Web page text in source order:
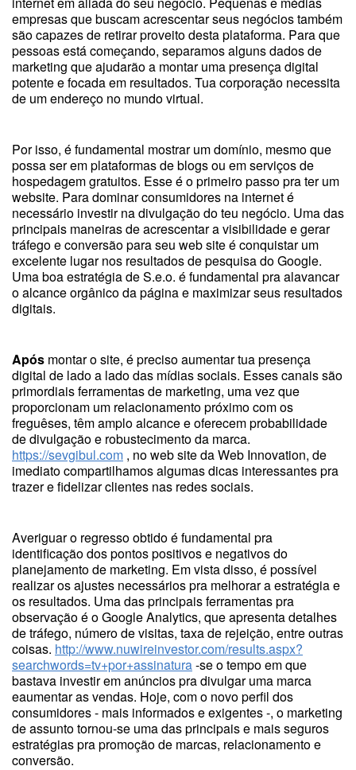
empresas que buscam acrescentar seus negócios também
são capazes de retirar proveito desta plataforma. Para que
pessoas está começando, separamos alguns dados de
marketing que ajudarão a montar uma presença digital
potente e focada em resultados. Tua corporação necessita
de um endereço no mundo virtual.
Por isso, é fundamental mostrar um domínio, mesmo que
possa ser em plataformas de blogs ou em serviços de
hospedagem gratuitos. Esse é o primeiro passo pra ter um
website. Para dominar consumidores na internet é
necessário investir na divulgação do teu negócio. Uma das
principais maneiras de acrescentar a visibilidade e gerar
tráfego e conversão para seu web site é conquistar um
excelente lugar nos resultados de pesquisa do Google.
Uma boa estratégia de S.e.o. é fundamental pra alavancar
o alcance orgânico da página e maximizar seus resultados
digitais.
Após montar o site, é preciso aumentar tua presença
digital de lado a lado das mídias sociais. Esses canais são
primordiais ferramentas de marketing, uma vez que
proporcionam um relacionamento próximo com os
freguêses, têm amplo alcance e oferecem probabilidade
de divulgação e robustecimento da marca.
https://sevgibul.com , no web site da Web Innovation, de
imediato compartilhamos algumas dicas interessantes pra
trazer e fidelizar clientes nas redes sociais.
Averiguar o regresso obtido é fundamental pra
identificação dos pontos positivos e negativos do
planejamento de marketing. Em vista disso, é possível
realizar os ajustes necessários pra melhorar a estratégia e
os resultados. Uma das principais ferramentas pra
observação é o Google Analytics, que apresenta detalhes
de tráfego, número de visitas, taxa de rejeição, entre outras
coisas. http://www.nuwireinvestor.com/results.aspx?
searchwords=tv+por+assinatura-se o tempo em que
bastava investir em anúncios pra divulgar uma marca
eaumentar as vendas. Hoje, com o novo perfil dos
consumidores - mais informados e exigentes -, o marketing
de assunto tornou-se uma das principais e mais seguros
estratégias pra promoção de marcas, relacionamento e
conversão.